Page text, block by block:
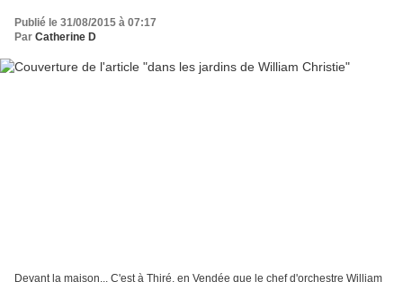
Publié le 31/08/2015 à 07:17
Par Catherine D
Devant la maison... C'est à Thiré, en Vendée que le chef d'orchestre William